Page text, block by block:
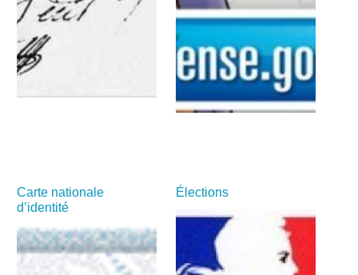
Carte nationale
d’identité
Élections